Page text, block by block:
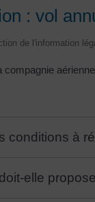
: vol
de l'information
compagnie
conditions à
elle